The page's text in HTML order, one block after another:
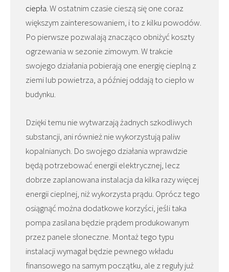
ciepła. W ostatnim czasie cieszą się one coraz
większym zainteresowaniem, i to z kilku powodów.
Po pierwsze pozwalają znacząco obniżyć koszty
ogrzewania w sezonie zimowym. W trakcie
swojego działania pobierają one energię cieplną z
ziemi lub powietrza, a później oddają to ciepło w
budynku.
Dzięki temu nie wytwarzają żadnych szkodliwych
substancji, ani również nie wykorzystują paliw
kopalnianych. Do swojego działania wprawdzie
będą potrzebować energii elektrycznej, lecz
dobrze zaplanowana instalacja da kilka razy więcej
energii cieplnej, niż wykorzysta prądu. Oprócz tego
osiągnąć można dodatkowe korzyści, jeśli taka
pompa zasilana będzie prądem produkowanym
przez panele słoneczne. Montaż tego typu
instalacji wymagał będzie pewnego wkładu
finansowego na samym początku, ale z reguły już